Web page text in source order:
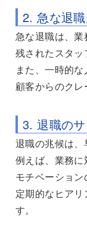
2. 急な退
急な退職は、業
残されたスタ
また、一時的
顧客からのクレ
3. 退職の
退職の兆候は、
例えば、業務に
モチベーション
定期的なヒア
す。